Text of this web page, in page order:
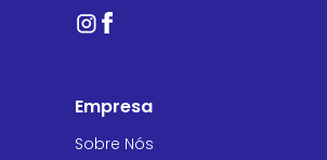
Empresa
Sobre Nós